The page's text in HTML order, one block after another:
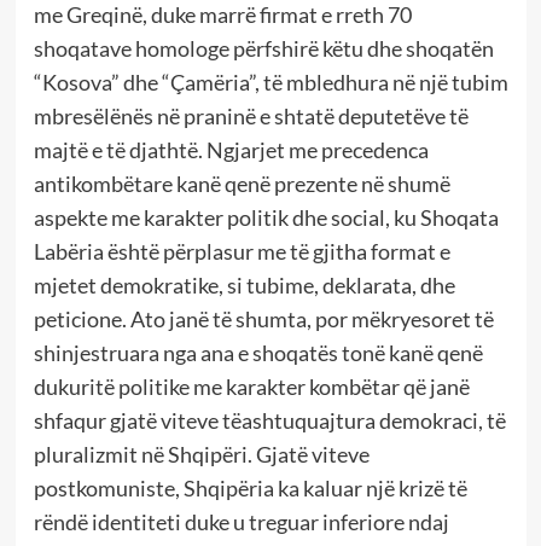
me Greqinë, duke marrë firmat e rreth 70
shoqatave homologe përfshirë këtu dhe shoqatën
“Kosova” dhe “Çamëria”, të mbledhura në një tubim
mbresëlënës në praninë e shtatë deputetëve të
majtë e të djathtë. Ngjarjet me precedenca
antikombëtare kanë qenë prezente në shumë
aspekte me karakter politik dhe social, ku Shoqata
Labëria është përplasur me të gjitha format e
mjetet demokratike, si tubime, deklarata, dhe
peticione. Ato janë të shumta, por mëkryesoret të
shinjestruara nga ana e shoqatës tonë kanë qenë
dukuritë politike me karakter kombëtar që janë
shfaqur gjatë viteve tëashtuquajtura demokraci, të
pluralizmit në Shqipëri. Gjatë viteve
postkomuniste, Shqipëria ka kaluar një krizë të
rëndë identiteti duke u treguar inferiore ndaj